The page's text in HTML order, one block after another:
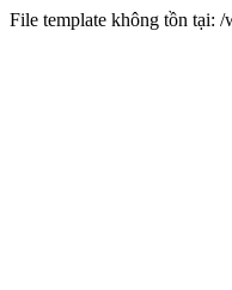
File template không tồn tại: